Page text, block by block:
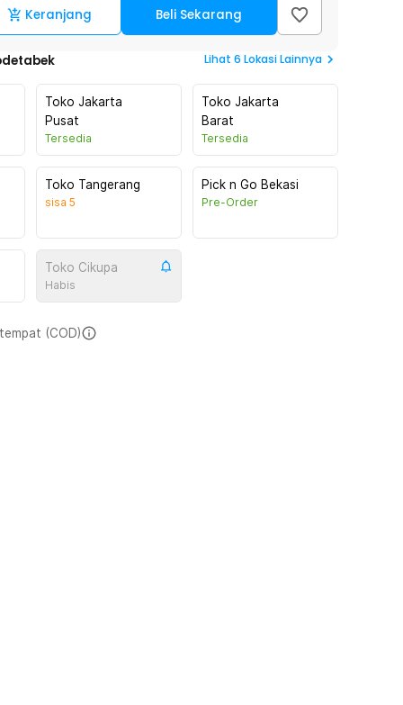
Keranjang Beli Sekarang
Lihat 6 Lokasi Lainnya
Toko Jakarta
Pusat
Tersedia
Toko Jakarta
Barat
Tersedia
Toko Tangerang
sisa 5
Pick n Go Bekasi
Pre-Order
Toko Cikupa
Habis
(COD)